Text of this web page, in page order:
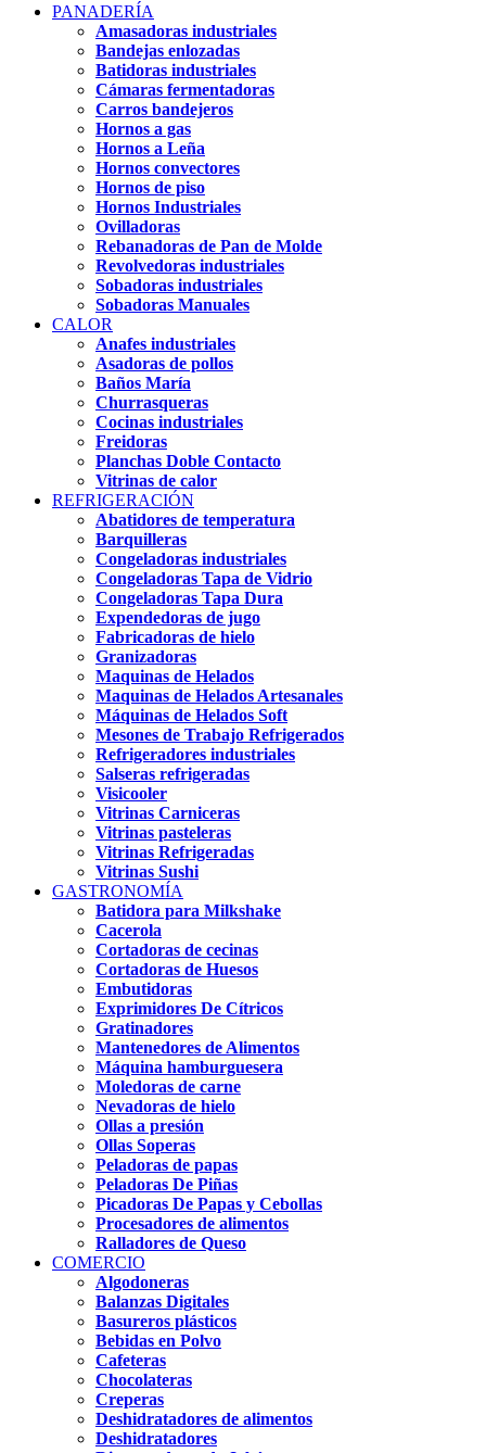
PANADERÍA
Amasadoras industriales
Bandejas enlozadas
Batidoras industriales
Cámaras fermentadoras
Carros bandejeros
Hornos a gas
Hornos a Leña
Hornos convectores
Hornos de piso
Hornos Industriales
Ovilladoras
Rebanadoras de Pan de Molde
Revolvedoras industriales
Sobadoras industriales
Sobadoras Manuales
CALOR
Anafes industriales
Asadoras de pollos
Baños María
Churrasqueras
Cocinas industriales
Freidoras
Planchas Doble Contacto
Vitrinas de calor
REFRIGERACIÓN
Abatidores de temperatura
Barquilleras
Congeladoras industriales
Congeladoras Tapa de Vidrio
Congeladoras Tapa Dura
Expendedoras de jugo
Fabricadoras de hielo
Granizadoras
Maquinas de Helados
Maquinas de Helados Artesanales
Máquinas de Helados Soft
Mesones de Trabajo Refrigerados
Refrigeradores industriales
Salseras refrigeradas
Visicooler
Vitrinas Carniceras
Vitrinas pasteleras
Vitrinas Refrigeradas
Vitrinas Sushi
GASTRONOMÍA
Batidora para Milkshake
Cacerola
Cortadoras de cecinas
Cortadoras de Huesos
Embutidoras
Exprimidores De Cítricos
Gratinadores
Mantenedores de Alimentos
Máquina hamburguesera
Moledoras de carne
Nevadoras de hielo
Ollas a presión
Ollas Soperas
Peladoras de papas
Peladoras De Piñas
Picadoras De Papas y Cebollas
Procesadores de alimentos
Ralladores de Queso
COMERCIO
Algodoneras
Balanzas Digitales
Basureros plásticos
Bebidas en Polvo
Cafeteras
Chocolateras
Creperas
Deshidratadores de alimentos
Deshidratadores